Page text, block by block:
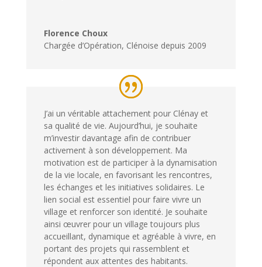
Florence Choux
Chargée d’Opération, Clénoise depuis 2009
J’ai un véritable attachement pour Clénay et
sa qualité de vie. Aujourd’hui, je souhaite
m’investir davantage afin de contribuer
activement à son développement. Ma
motivation est de participer à la dynamisation
de la vie locale, en favorisant les rencontres,
les échanges et les initiatives solidaires. Le
lien social est essentiel pour faire vivre un
village et renforcer son identité. Je souhaite
ainsi œuvrer pour un village toujours plus
accueillant, dynamique et agréable à vivre, en
portant des projets qui rassemblent et
répondent aux attentes des habitants.